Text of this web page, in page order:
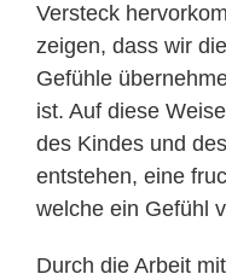
Versteck
zeigen, dass wir
Gefühle
ist. Auf diese
des Kindes und
entstehen, eine
welche ein Gefühl
Durch die Arbeit